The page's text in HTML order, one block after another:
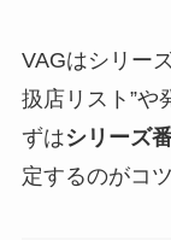
VAGはシリー
扱店リスト”や
ずはシリーズ
定するのがコツ